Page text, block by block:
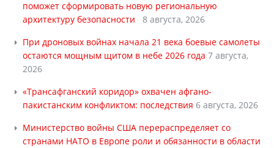
поможет сформировать новую региональную
архитектуру безопасности
8 августа, 2026
При дроновых войнах начала 21 века боевые самолеты
остаются мощным щитом в небе 2026 года 7 августа,
2026
«Трансафганский коридор» охвачен афгано-
пакистанским конфликтом: последствия 6 августа, 2026
Министерство войны США перераспределяет со
странами НАТО в Европе роли и обязанности в области